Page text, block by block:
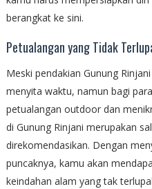
berangkat ke sini.
Petualangan yang Tidak
Meski pendakian Gunung
menyita waktu, namun bagi
petualangan outdoor dan
di Gunung Rinjani merupakan
direkomendasikan. Dengan
puncaknya, kamu akan
keindahan alam yang tak